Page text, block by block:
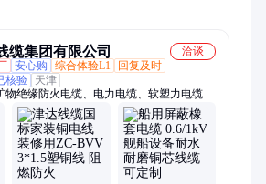
缆集团有限公司
洽谈
安心购 综合体验L1
回复及时
核验
天津
物绝缘防火电缆、电力电缆、软塑力电缆、
电缆、光伏电缆、高压电缆、阻燃计算机电
耐火电线、架空线、计算机电缆、大型光伏
、35KV新能源电缆、橡套线、低烟无卤耐
用井下电源线、防水线、橡套电缆、高压
橡套线、高压橡套电缆、潜水泵专用电线